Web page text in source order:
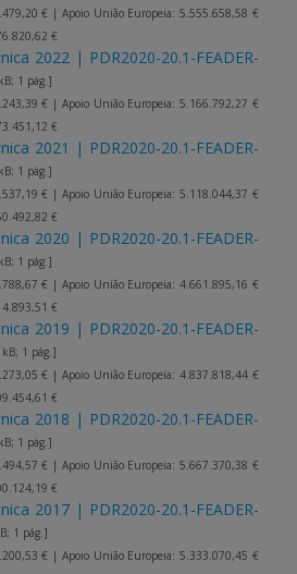
€ | Apoio União Europeia: 5.555.658,58 €
€
2022 | PDR2020-20.1-FEADER-
1 pág.]
€ | Apoio União Europeia: 5.166.792,27 €
€
2021 | PDR2020-20.1-FEADER-
1 pág.]
€ | Apoio União Europeia: 5.118.044,37 €
€
2020 | PDR2020-20.1-FEADER-
1 pág.]
€ | Apoio União Europeia: 4.661.895,16 €
€
2019 | PDR2020-20.1-FEADER-
1 pág.]
€ | Apoio União Europeia: 4.837.818,44 €
€
2018 | PDR2020-20.1-FEADER-
1 pág.]
€ | Apoio União Europeia: 5.667.370,38 €
€
2017 | PDR2020-20.1-FEADER-
1 pág.]
€ | Apoio União Europeia: 5.333.070,45 €